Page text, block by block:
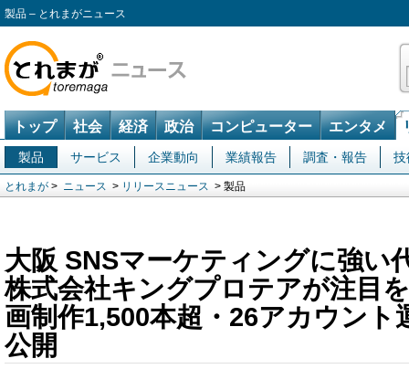
製品 – とれまがニュース
トップ 社会 経済 政治 コンピューター エンタメ
製品 サービス 企業動向 業績報告 調査・報告 技
とれまが > ニュース > リリースニュース > 製品
大阪 SNSマーケティングに強い
株式会社キングプロテアが注目
画制作1,500本超・26アカウント
公開